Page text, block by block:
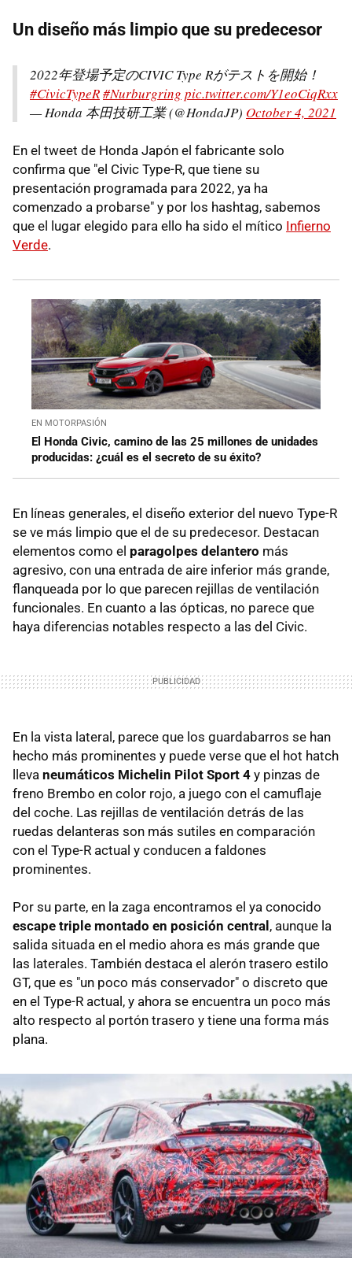
Un diseño más limpio que su predecesor
2022年登場予定のCIVIC Type Rがテストを開始！
#CivicTypeR#Nurburgring pic.twitter.com/Y1eoCiqRxx
— Honda 本田技研工業 (@HondaJP) October 4, 2021
En el tweet de Honda Japón el fabricante solo
confirma que "el Civic Type-R, que tiene su
presentación programada para 2022, ya ha
comenzado a probarse" y por los hashtag, sabemos
que el lugar elegido para ello ha sido el mítico Infierno
Verde.
EN MOTORPASIÓN
El Honda Civic, camino de las 25 millones de unidades
producidas: ¿cuál es el secreto de su éxito?
En líneas generales, el diseño exterior del nuevo Type-R
se ve más limpio que el de su predecesor. Destacan
elementos como el paragolpes delantero más
agresivo, con una entrada de aire inferior más grande,
flanqueada por lo que parecen rejillas de ventilación
funcionales. En cuanto a las ópticas, no parece que
haya diferencias notables respecto a las del Civic.
En la vista lateral, parece que los guardabarros se han
hecho más prominentes y puede verse que el hot hatch
lleva neumáticos Michelin Pilot Sport 4 y pinzas de
freno Brembo en color rojo, a juego con el camuflaje
del coche. Las rejillas de ventilación detrás de las
ruedas delanteras son más sutiles en comparación
con el Type-R actual y conducen a faldones
prominentes.
Por su parte, en la zaga encontramos el ya conocido
escape triple montado en posición central, aunque la
salida situada en el medio ahora es más grande que
las laterales. También destaca el alerón trasero estilo
GT, que es "un poco más conservador" o discreto que
en el Type-R actual, y ahora se encuentra un poco más
alto respecto al portón trasero y tiene una forma más
plana.